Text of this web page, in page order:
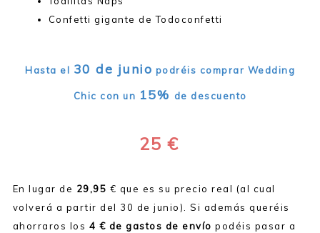
Confetti gigante de Todoconfetti
Hasta el 30 de junio podréis comprar Wedding
Chic con un 15% de descuento
25 €
En lugar de 29,95 € que es su precio real (al cual
volverá a partir del 30 de junio). Si además queréis
ahorraros los 4 € de gastos de envío podéis pasar a